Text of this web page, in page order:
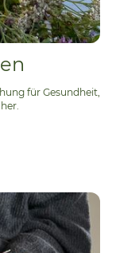
für Gesundheit,